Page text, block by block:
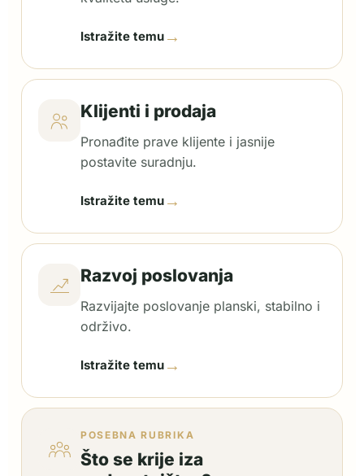
Istražite temu →
Klijenti i prodaja
Pronađite prave klijente i jasnije
postavite suradnju.
Istražite temu →
Razvoj poslovanja
Razvijajte poslovanje planski, stabilno i
održivo.
Istražite temu →
POSEBNA RUBRIKA
Što se krije iza